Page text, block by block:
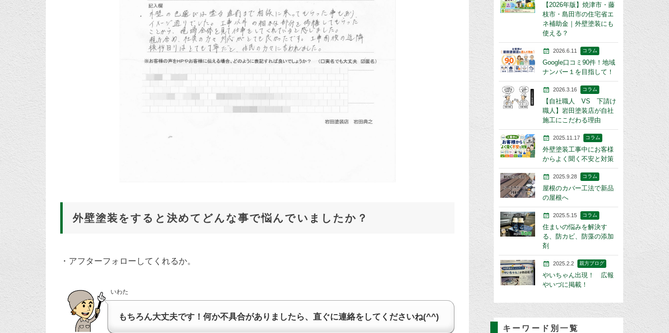
外壁塗装をすると決めてどんな事で悩んでいましたか？
・アフターフォローしてくれるか。
いわた
もちろん大丈夫です！何か不具合がありましたら、直ぐに連絡をしてくださいね(^^)
【2026年版】焼津市・藤
枝市・島田市の住宅省エ
ネ補助金｜外壁塗装にも
使える？
2026.6.11 コラム
Google口コミ90件！地域
ナンバー１を目指して！
2026.3.16 コラム
【自社職人 VS 下請け
職人】岩田塗装店が自社
施工にこだわる理由
2025.11.17 コラム
外壁塗装工事中にお客様
からよく聞く不安と対策
2025.9.28 コラム
屋根のカバー工法で新品
の屋根へ
2025.5.15 コラム
住まいの悩みを解決す
る、防カビ、防藻の添加
剤
2025.2.2 親方ブログ
やいちゃん出現！ 広報
やいづに掲載！
キーワード別一覧